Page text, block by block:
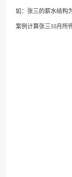
如：张三的薪水结构
案例计算张三10月所